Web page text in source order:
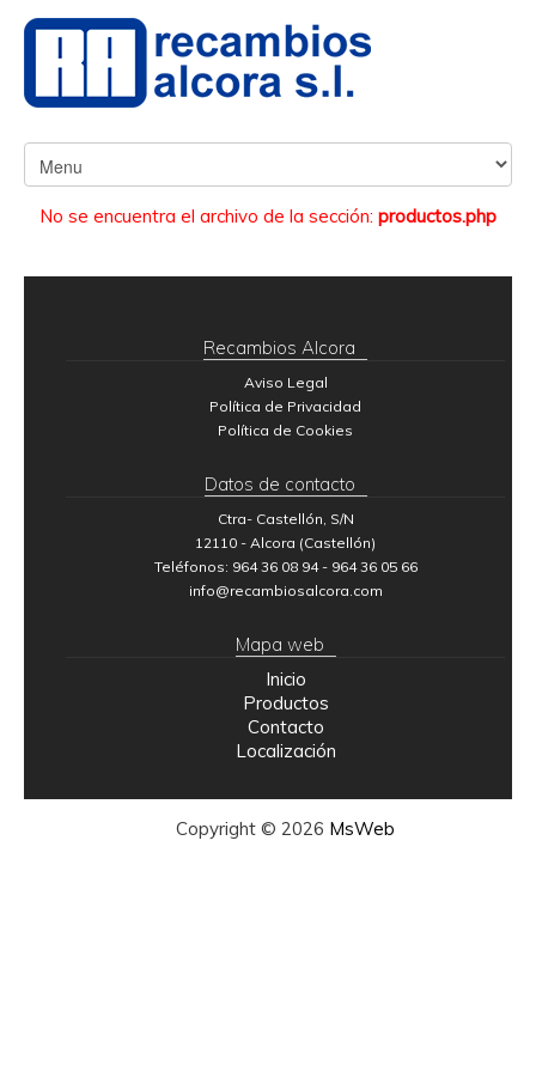
No se encuentra el archivo de la sección: productos.php
Recambios Alcora
Aviso Legal
Política de Privacidad
Política de Cookies
Datos de contacto
Ctra- Castellón, S/N
12110 - Alcora (Castellón)
Teléfonos: 964 36 08 94 - 964 36 05 66
info@recambiosalcora.com
Mapa web
Inicio
Productos
Contacto
Localización
Copyright © 2026 MsWeb